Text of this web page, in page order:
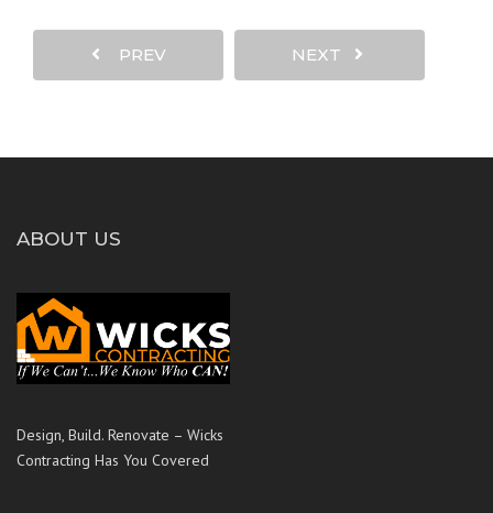
PREV NEXT
ABOUT US
Design, Build. Renovate – Wicks
Contracting Has You Covered